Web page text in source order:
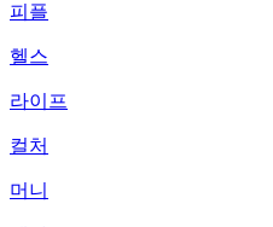
피플
헬스
라이프
컬처
머니